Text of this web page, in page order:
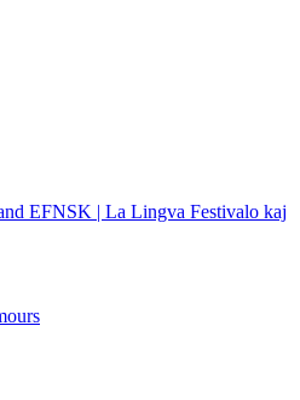
EFNSK | La Lingva Festivalo kaj